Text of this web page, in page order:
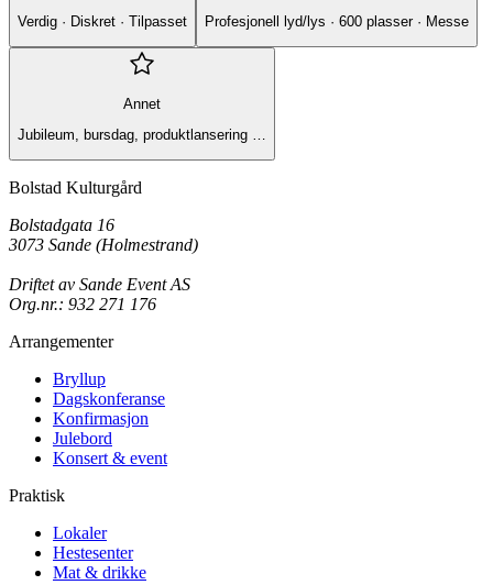
Verdig · Diskret · Tilpasset
Profesjonell lyd/lys · 600 plasser · Messe
Annet
Jubileum, bursdag, produktlansering …
Bolstad Kulturgård
Bolstadgata 16
3073 Sande (Holmestrand)
Driftet av Sande Event AS
Org.nr.: 932 271 176
Arrangementer
Bryllup
Dagskonferanse
Konfirmasjon
Julebord
Konsert & event
Praktisk
Lokaler
Hestesenter
Mat & drikke